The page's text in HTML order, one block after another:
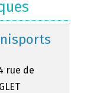
rue de